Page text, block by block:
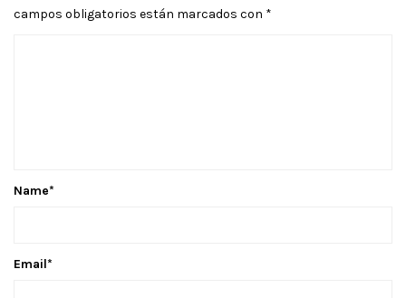
campos obligatorios están marcados con *
Name*
Email*